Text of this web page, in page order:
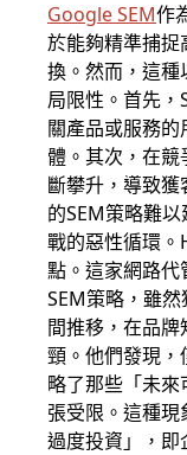
Google SEM作
於能夠精準捕
換。然而，這
局限性。首先
關產品或服務
體。其次，在
斷攀升，導致
的SEM策略難
戰的惡性循環
點。這家網路代
SEM策略，雖
間推移，在品
頸。他們發現，
略了那些「未
張受限。這種
過度投資」，